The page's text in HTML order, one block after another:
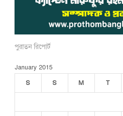
পুরাতন রিপোর্ট
January 2015
S
S M T